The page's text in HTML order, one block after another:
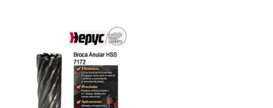
Añadir
a la
lista
deseos